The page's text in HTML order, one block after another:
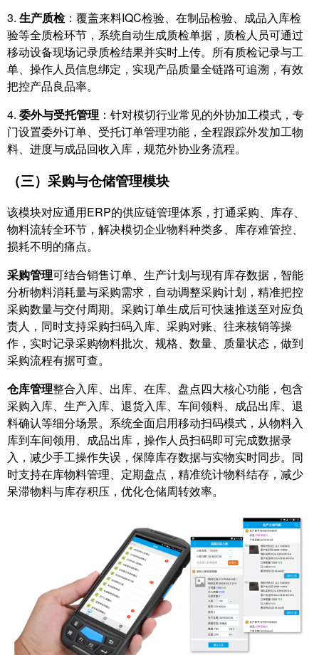
3. 生产质检：覆盖来料IQC检验、在制品检验、成品入库检
验等全质检环节，系统自动生成质检单据，质检人员可通过
移动设备现场记录质检结果并实时上传。所有质检记录与工
单、操作人员信息绑定，实现产品质量全链路可追溯，有效
把控产品良品率。
4. 委外与受托管理 ：针对模切行业常见的外协加工模式，专
门设置委外订单、受托订单管理功能，全程跟踪外发加工物
料、进度与成品回收入库，规范外协业务流程。
（三）采购与仓储管理模块
该模块对应通用ERP的供应链管理体系，打通采购、库存、
物料流转全环节，解决模切企业物料种类多、库存难管控、
损耗不明的痛点。
采购管理可结合销售订单、生产计划与现有库存数据，智能
分析物料消耗量与采购需求，自动调整采购计划，精准把控
采购数量与交付周期。采购订单生成后可快速推送至对应负
责人，同时支持采购扫码入库、采购对账、往来核销等操
作，实时记录采购物料批次、规格、数量、质量状态，做到
采购流程有据可查。
仓库管理整合入库、出库、在库、盘点四大核心功能，包含
采购入库、生产入库、退货入库、车间领料、成品出库、退
料确认等细分场景。系统全面启用移动扫码模式，从物料入
库到车间领用、成品出库，操作人员扫码即可完成数据录
入，减少手工操作失误，保障库存数据与实物实时同步。同
时支持在库物料管理、定期盘点，精准统计物料结存，减少
呆滞物料与库存积压，优化仓储周转效率。